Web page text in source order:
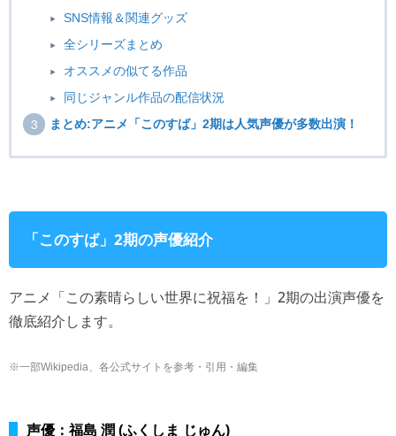
SNS情報＆関連グッズ
全シリーズまとめ
オススメの似てる作品
同じジャンル作品の配信状況
まとめ:アニメ「このすば」2期は人気声優が多数出演！
「このすば」2期の声優紹介
アニメ「この素晴らしい世界に祝福を！」2期の出演声優を
徹底紹介します。
※一部Wikipedia、各公式サイトを参考・引用・編集
声優：福島 潤 (ふくしま じゅん)